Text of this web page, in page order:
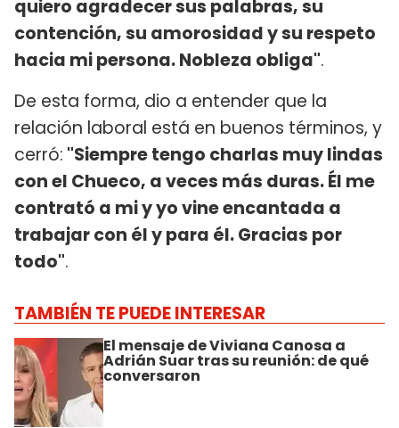
quiero agradecer sus palabras, su
contención, su amorosidad y su respeto
hacia mi persona. Nobleza obliga".
De esta forma, dio a entender que la
relación laboral está en buenos términos, y
cerró: "Siempre tengo charlas muy lindas
con el Chueco, a veces más duras. Él me
contrató a mi y yo vine encantada a
trabajar con él y para él. Gracias por
todo".
TAMBIÉN TE PUEDE INTERESAR
El mensaje de Viviana Canosa a
Adrián Suar tras su reunión: de qué
conversaron